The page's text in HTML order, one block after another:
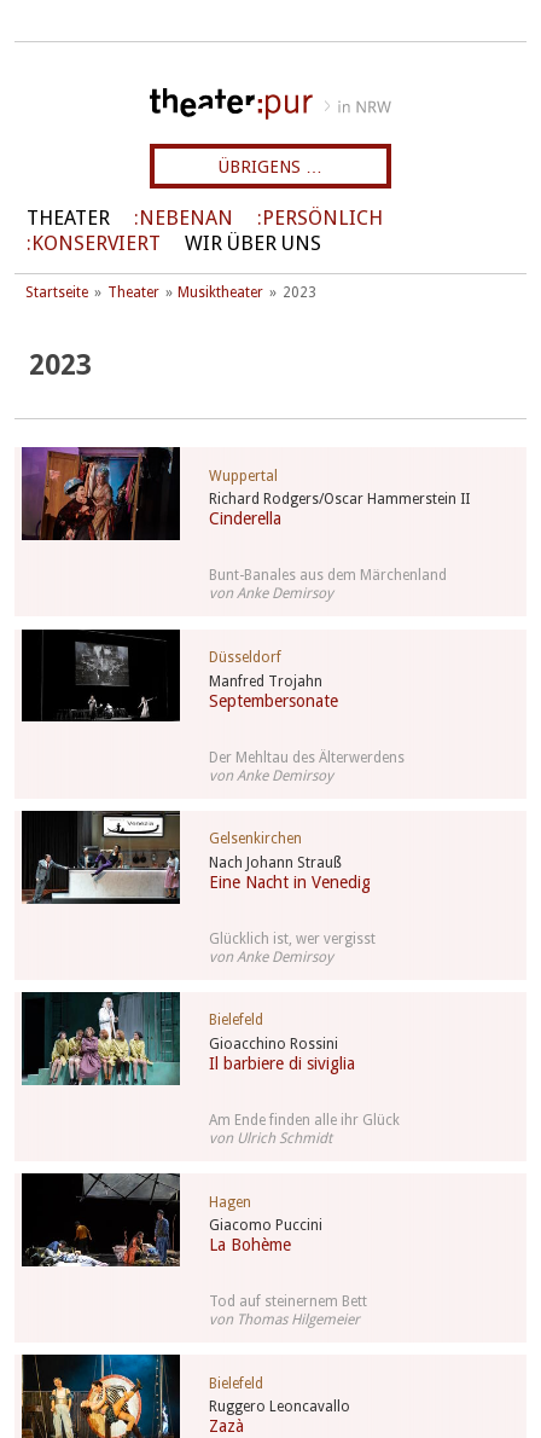
ÜBRIGENS …
THEATER NEBENAN
PERSÖNLICH
KONSERVIERT
WIR ÜBER UNS
Startseite Theater Musiktheater 2023
2023
Richard Rodgers/Oscar Hammerstein II
Cinderella
Wuppertal
Bunt-Banales aus dem Märchenland
von Anke Demirsoy
Manfred Trojahn
Septembersonate
Düsseldorf
Der Mehltau des Älterwerdens
von Anke Demirsoy
Nach Johann Strauß
Eine Nacht in Venedig
Gelsenkirchen
Glücklich ist, wer vergisst
von Anke Demirsoy
Gioacchino Rossini
Il barbiere di siviglia
Bielefeld
Am Ende finden alle ihr Glück
von Ulrich Schmidt
Giacomo Puccini
La Bohème
Hagen
Tod auf steinernem Bett
von Thomas Hilgemeier
Ruggero Leoncavallo
Zazà
Bielefeld